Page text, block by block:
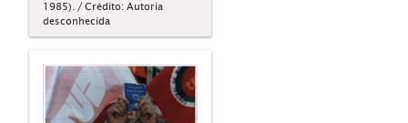
1985). / Crédito: Autoria
desconhecida